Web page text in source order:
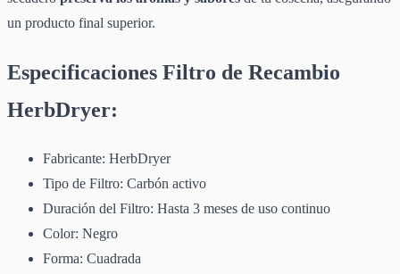
un producto final superior.
Especificaciones Filtro de Recambio
HerbDryer:
Fabricante: HerbDryer
Tipo de Filtro: Carbón activo
Duración del Filtro: Hasta 3 meses de uso continuo
Color: Negro
Forma: Cuadrada